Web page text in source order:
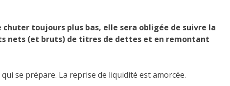
chuter toujours plus bas, elle sera obligée de suivre la
nets (et bruts) de titres de dettes et en remontant
se prépare. La reprise de liquidité est amorcée.